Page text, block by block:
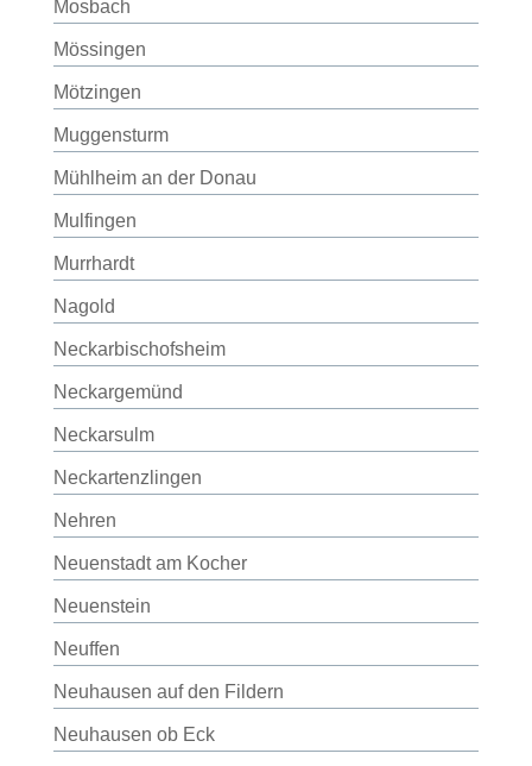
Mosbach
Mössingen
Mötzingen
Muggensturm
Mühlheim an der Donau
Mulfingen
Murrhardt
Nagold
Neckarbischofsheim
Neckargemünd
Neckarsulm
Neckartenzlingen
Nehren
Neuenstadt am Kocher
Neuenstein
Neuffen
Neuhausen auf den Fildern
Neuhausen ob Eck